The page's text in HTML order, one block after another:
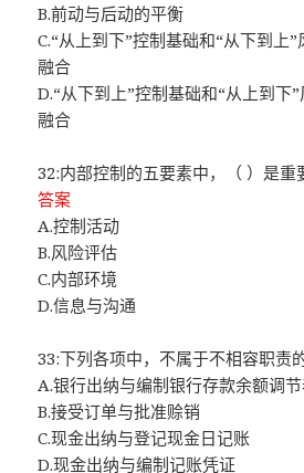
B.前动与后动的平衡
C.“从上到下”控制基础和“从下到上
融合
D.“从下到上”控制基础和“从上到下
融合
32:内部控制的五要素中，（ ）是
答案
A.控制活动
B.风险评估
C.内部环境
D.信息与沟通
33:下列各项中，不属于不相容职责
A.银行出纳与编制银行存款余额调
B.接受订单与批准赊销
C.现金出纳与登记现金日记账
D.现金出纳与编制记账凭证